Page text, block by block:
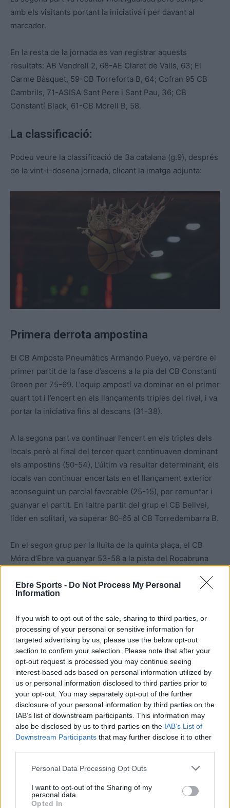
Ebre Sports - Do Not Process My Personal
Information
If you wish to opt-out of the sale, sharing to third parties, or
processing of your personal or sensitive information for
targeted advertising by us, please use the below opt-out
section to confirm your selection. Please note that after your
opt-out request is processed you may continue seeing
interest-based ads based on personal information utilized by
us or personal information disclosed to third parties prior to
your opt-out. You may separately opt-out of the further
disclosure of your personal information by third parties on the
IAB’s list of downstream participants. This information may
also be disclosed by us to third parties on the IAB’s List of
Downstream Participants that may further disclose it to other
Personal Data Processing Opt Outs
I want to opt-out of the Sharing of my
personal data.
Opted In
amb els visitants portant la iniciativa i per davant al
marcador.
En la resta de la jornada es van registrar aquests
resultats: AB Vendrell 2, 68-AE Claret de Valls, 63; El
Carme Bàsquet, 59-CB Torreforta B, 64; Cofran 95 CB
Cambrils, 71-ASISA Sant Pere i Sant Pau, 36; CB
Constantí Black, 61-CB Morell B, 58.
La classificació:
Podeu veure la classificació de 3a catalana (g.9), després
de la vint-i-dosena jornada, clicant la imatge adjunta:
Primera derrota ampostina
El CB Amposta Pneumàtics Armando Pueyo, va perdre el
primer partit de la fase d’ascens a la pia del CB Constantí
Green per 75-69. L’equip ampostí va dominar en el primer
quart tot i l’encert en els llançaments triples del rival, i va
portar la iniciativa fins al descans (31-38).
A la segona part va continuar l’encert en els triples dels
locals però al final del tercer quart continuaven dominant
els ampostins (50-54), L’últim va resultar determinant, els
locals van continuar encertats en el llançament exterior
aconseguint un parcial favorable (25-15), per remuntar i
guanyar el partit. En l’altre partit del grup el CB Bellvei,
líder en solitari, va superar 80-65 al CB Torredembarra B.
En el segon grup per la lluita de la quinta plaça, el CB
Móra d’Ebre va guanyar 53-58 a la pista del Rocabruna
79-78 a la del CB l’Arboç- El partit entre l’AES Stockplus
de la Sénia i CB Calafell es disputarà el 24 d’abril.
Article anterior
El CTT Tortosa perd el primer
duel de la promoció de
Article següent
Ampolla i Aldeana sumen el
primer punt de la lligueta